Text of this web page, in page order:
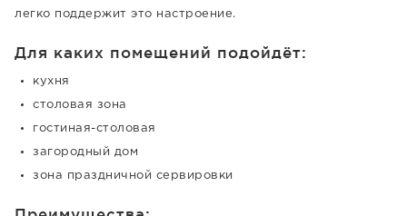
легко поддержит это настроение.
Для каких помещений подойдёт:
кухня
столовая зона
гостиная-столовая
загородный дом
зона праздничной сервировки